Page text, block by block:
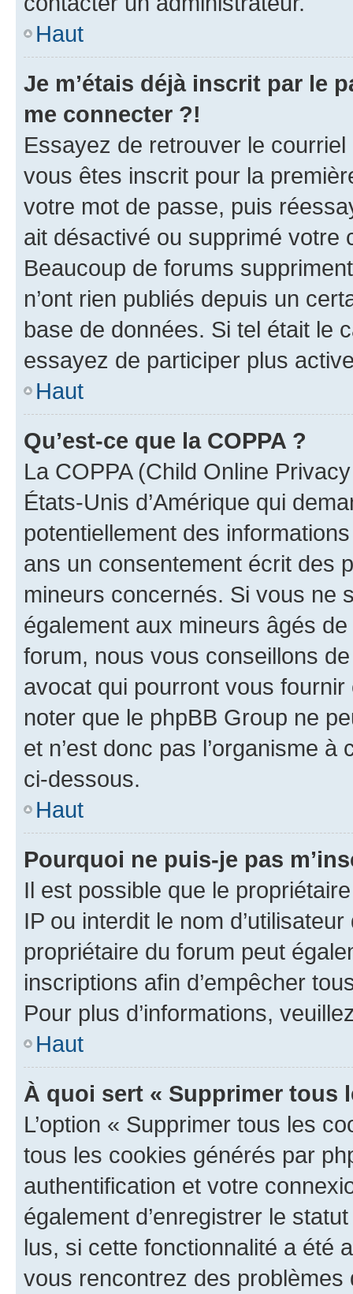
Haut
Je m’étais déjà inscrit par le
me connecter ?!
Essayez de retrouver le
vous êtes inscrit pour la
votre mot de passe, puis
ait désactivé ou supprimé votre
Beaucoup de forums
n’ont rien publiés depuis un
base de données. Si tel était le
essayez de participer plus
Haut
Qu’est-ce que la COPPA ?
La COPPA (Child Online
États-Unis d’Amérique qui
potentiellement des
ans un consentement écrit des
mineurs concernés. Si vous ne
également aux mineurs âgés
forum, nous vous conseillons
avocat qui pourront vous
noter que le phpBB Group ne
et n’est donc pas l’organisme
ci-dessous.
Haut
Pourquoi ne puis-je pas
Il est possible que le
IP ou interdit le nom
propriétaire du forum peut
inscriptions afin d’empêcher
Pour plus d’informations,
Haut
À quoi sert « Supprimer tous
L’option « Supprimer tous les
tous les cookies générés par
authentification et votre
également d’enregistrer le
lus, si cette fonctionnalité a été
vous rencontrez des